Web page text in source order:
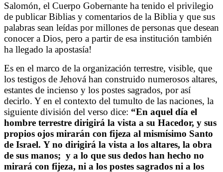
Salomón, el Cuerpo Gobernante ha tenido el privilegio
de publicar Biblias y comentarios de la Biblia y que sus
palabras sean leídas por millones de personas que desean
conocer a Dios, pero a partir de esa institución también
ha llegado la apostasía!
Es en el marco de la organización terrestre, visible, que
los testigos de Jehová han construido numerosos altares,
estantes de incienso y los postes sagrados, por así
decirlo. Y en el contexto del tumulto de las naciones, la
siguiente división del verso dice: “En aquel día el
hombre terrestre dirigirá la vista a su Hacedor, y sus
propios ojos mirarán con fijeza al mismísimo Santo
de Israel. Y no dirigirá la vista a los altares, la obra
de sus manos; y a lo que sus dedos han hecho no
mirará con fijeza, ni a los postes sagrados ni a los